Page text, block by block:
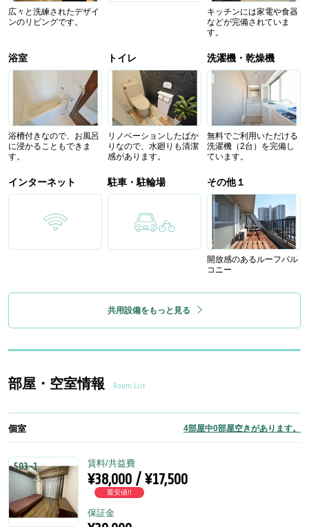
広々と洗練されたデザイ
ンのリビングです。
キッチンには家電や食器
などが完備されていま
す。
浴室
浴槽付きなので、お風呂
に浸かることもできま
す。
トイレ
リノベーションしたばか
りなので、水廻りも清潔
感があります。
洗濯機・乾燥機
無料でご利用いただける
洗濯機（2台）を完備し
ています。
インターネット 駐車・駐輪場 その他１
開放感のあるルーフバル
コニー
共用設備をもっと見る
部屋・空室情報 Room List
個室 4部屋中0部屋空きがあります。
503-1 賃料/共益費
¥38,000 / ¥17,500
最安値!!
保証金